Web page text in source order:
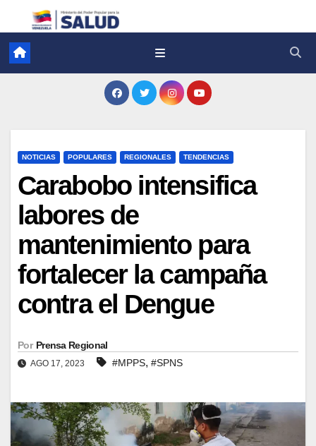
NOTICIAS POPULARES REGIONALES TENDENCIAS
Carabobo intensifica
labores de
mantenimiento para
fortalecer la campaña
contra el Dengue
Por Prensa Regional
AGO 17, 2023 #MPPS, #SPNS